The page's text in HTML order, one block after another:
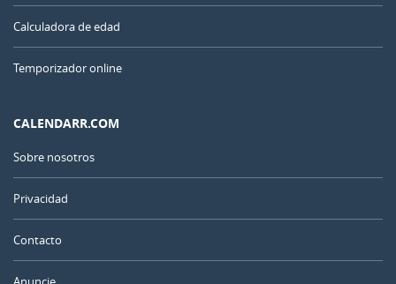
Calculadora de edad
Temporizador online
CALENDARR.COM
Sobre nosotros
Privacidad
Contacto